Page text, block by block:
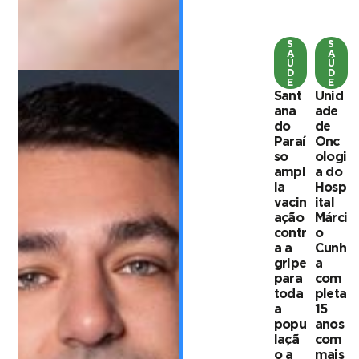
S
A
Ú
D
E
Sant
ana
do
Paraí
so
ampl
ia
vacin
ação
contr
a a
gripe
para
toda
a
popu
laçã
o a
S
A
Ú
D
E
Unid
ade
de
Onc
ologi
a do
Hosp
ital
Márci
o
Cunh
a
com
pleta
15
anos
com
mais